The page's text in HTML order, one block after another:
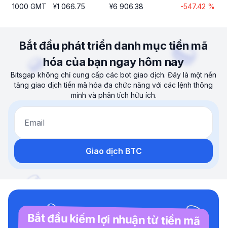
1000 GMT ¥1 066.75 ¥6 906.38 -547.42 %
Bắt đầu phát triển danh mục tiền mã
hóa của bạn ngay hôm nay
Bitsgap không chỉ cung cấp các bot giao dịch. Đây là một nền
tảng giao dịch tiền mã hóa đa chức năng với các lệnh thông
minh và phân tích hữu ích.
Email
Giao dịch BTC
Bắt đầu kiếm lợi nhuận từ tiền mã